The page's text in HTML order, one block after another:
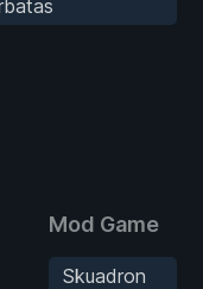
Mod Game
Skuadron